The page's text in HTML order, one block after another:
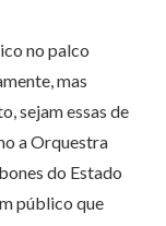
no palco
mas
sejam essas de
a Orquestra
do Estado
público que